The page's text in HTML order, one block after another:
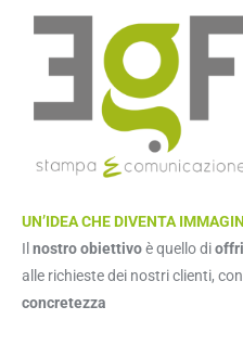
UN’IDEA CHE DIVENTA
Il nostro obiettivoè quello di
alle richieste dei nostri clienti, con
concretezza